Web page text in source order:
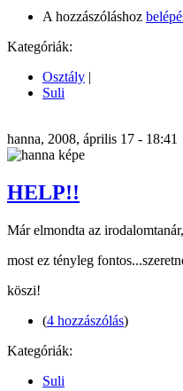
A hozzászóláshoz
Kategóriák:
Osztály |
Suli
hanna, 2008, április 17 - 18:41
HELP!!
Már elmondta az
most ez tényleg
köszi!
(4 hozzászólás)
Kategóriák:
Suli